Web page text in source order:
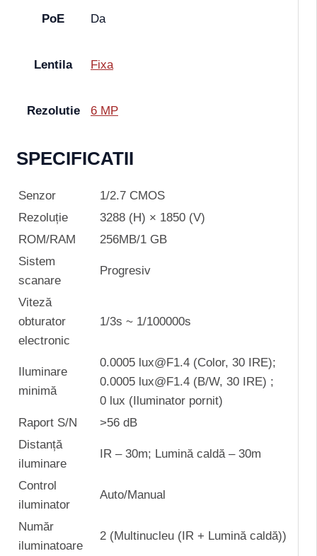
PoE Da
Lentila Fixa
Rezolutie 6 MP
SPECIFICATII
Senzor
1/2.7 CMOS
Rezoluție
3288 (H) × 1850 (V)
ROM/RAM
256MB/1 GB
Sistem
scanare
Progresiv
Viteză
obturator
electronic
1/3s ~ 1/100000s
Iluminare
minimă
0.0005 lux@F1.4 (Color, 30 IRE);
0.0005 lux@F1.4 (B/W, 30 IRE) ;
0 lux (Iluminator pornit)
Raport S/N
>56 dB
Distanță
iluminare
IR – 30m; Lumină caldă – 30m
Control
iluminator
Auto/Manual
Număr
iluminatoare
2 (Multinucleu (IR + Lumină caldă))